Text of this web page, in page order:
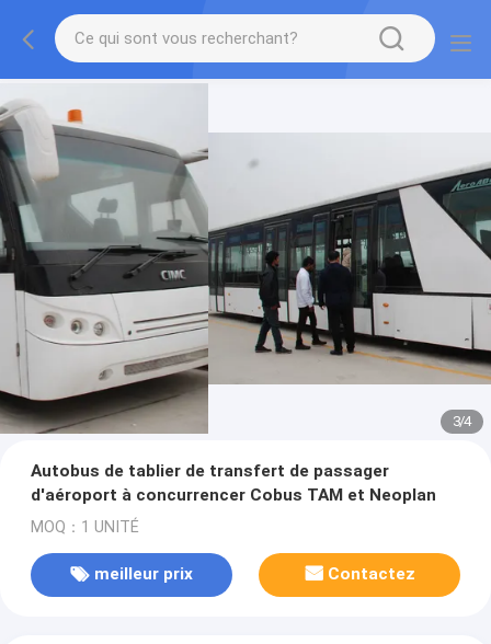
3/4
Autobus de tablier de transfert de passager
d'aéroport à concurrencer Cobus TAM et Neoplan
MOQ：1 UNITÉ
meilleur prix Contactez